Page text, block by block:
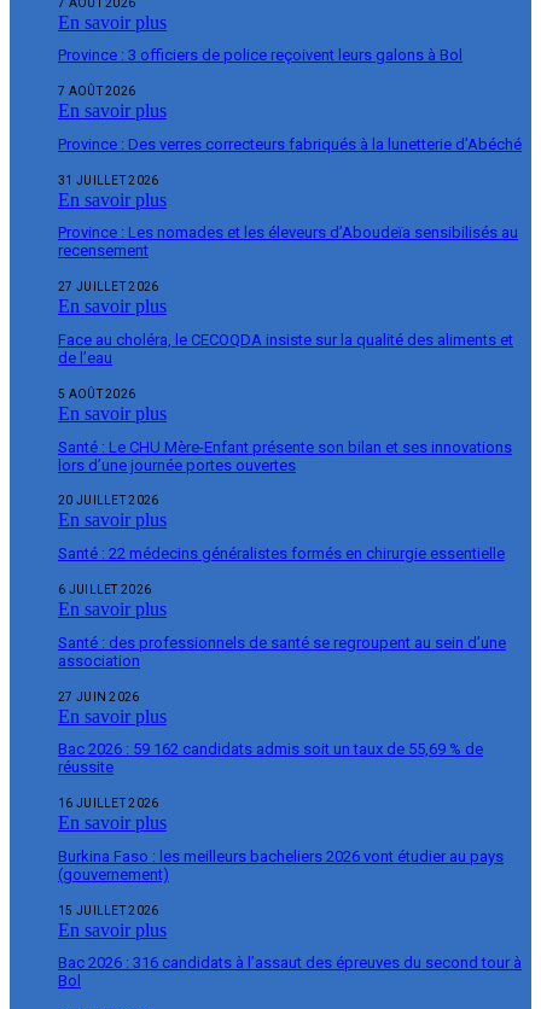
En savoir plus
Province : 3 officiers de police reçoivent leurs galons à Bol
7 AOÛT 2026
En savoir plus
Province : Des verres correcteurs fabriqués à la lunetterie d’Abéché
31 JUILLET 2026
En savoir plus
Province : Les nomades et les éleveurs d’Aboudeïa sensibilisés au
recensement
27 JUILLET 2026
En savoir plus
Face au choléra, le CECOQDA insiste sur la qualité des aliments et
de l’eau
5 AOÛT 2026
En savoir plus
Santé : Le CHU Mère-Enfant présente son bilan et ses innovations
lors d’une journée portes ouvertes
20 JUILLET 2026
En savoir plus
Santé : 22 médecins généralistes formés en chirurgie essentielle
6 JUILLET 2026
En savoir plus
Santé : des professionnels de santé se regroupent au sein d’une
association
27 JUIN 2026
En savoir plus
Bac 2026 : 59 162 candidats admis soit un taux de 55,69 % de
réussite
16 JUILLET 2026
En savoir plus
Burkina Faso : les meilleurs bacheliers 2026 vont étudier au pays
(gouvernement)
15 JUILLET 2026
En savoir plus
Bac 2026 : 316 candidats à l’assaut des épreuves du second tour à
Bol